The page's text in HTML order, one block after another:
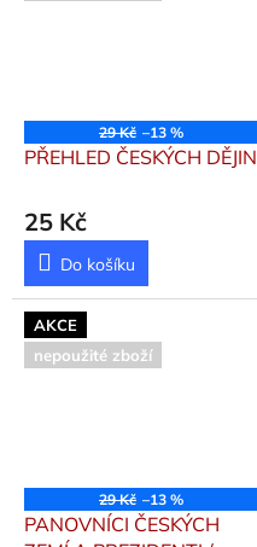
29 Kč –13 %
PŘEHLED ČESKÝCH DĚJIN
25 Kč
Do košíku
AKCE
nepoužité zboží
29 Kč –13 %
PANOVNÍCI ČESKÝCH